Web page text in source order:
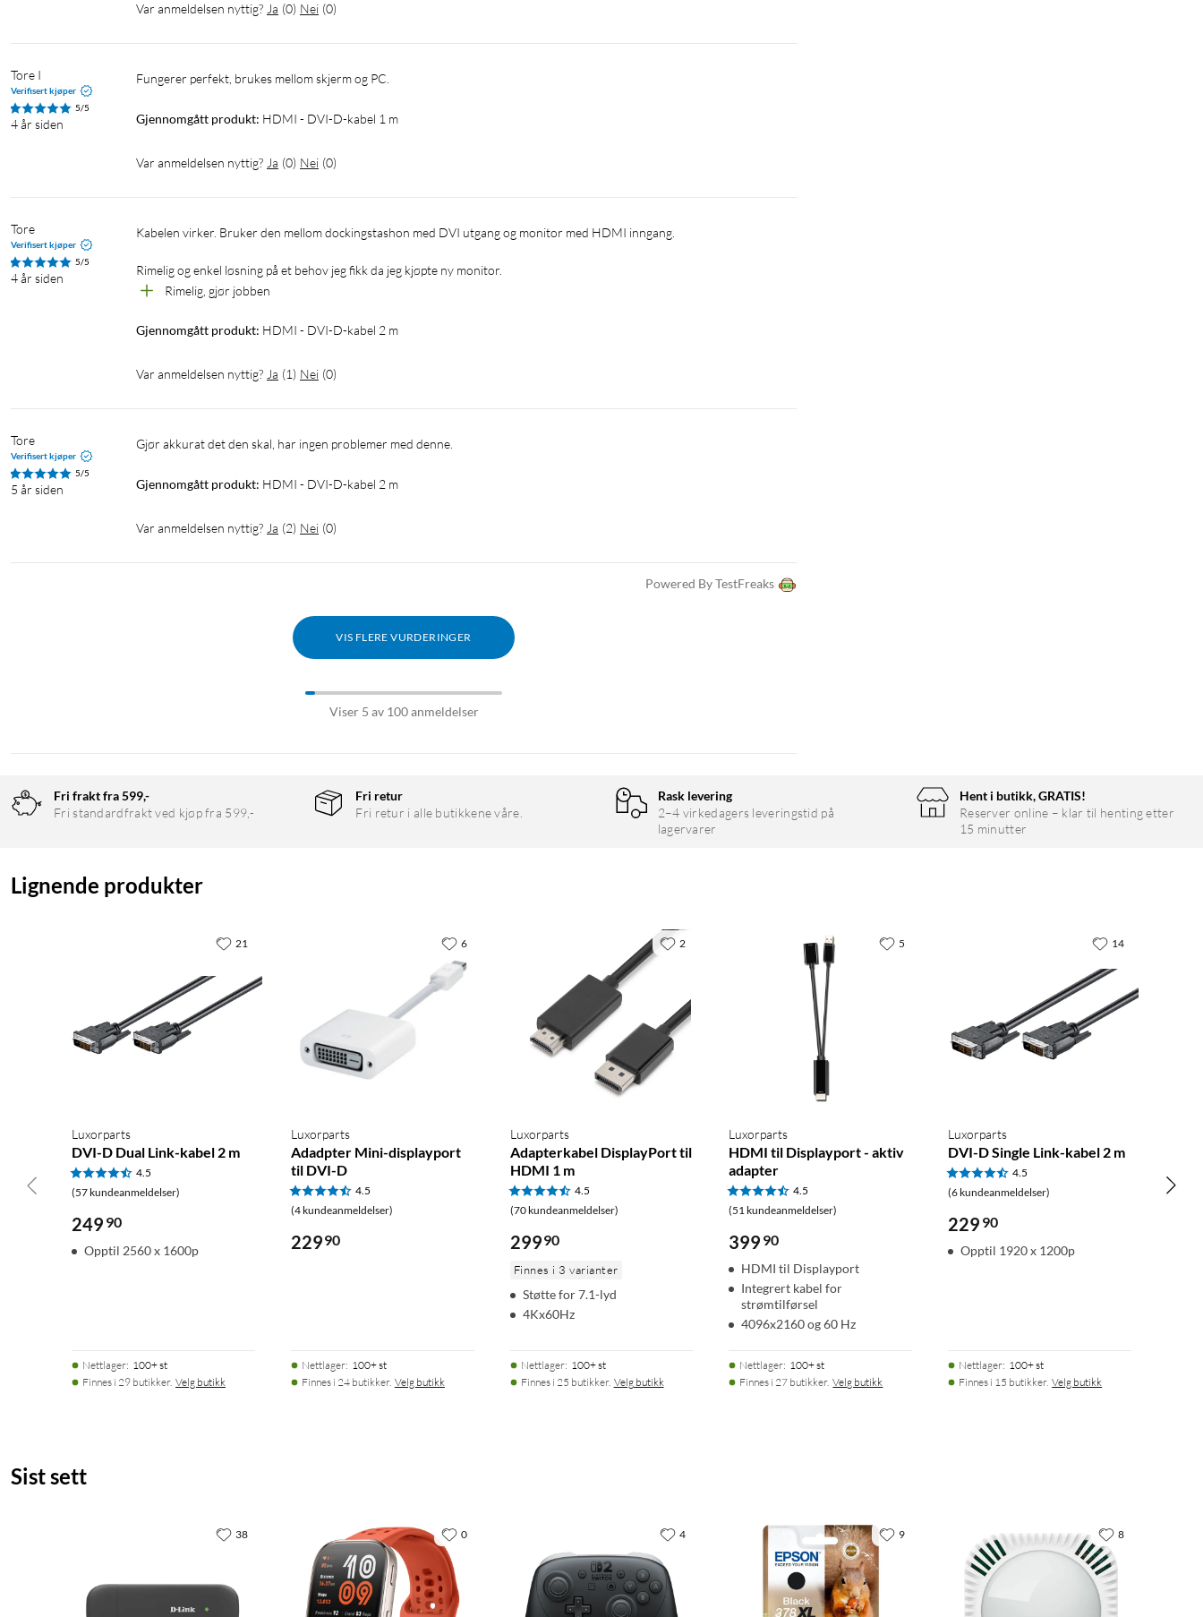
Var anmeldelsen nyttig? Ja (0) Nei (0)
Tore I
Verifisert kjøper
5/5
4 år siden
Fungerer perfekt, brukes mellom skjerm og PC.
Gjennomgått produkt: HDMI - DVI-D-kabel 1 m
Var anmeldelsen nyttig? Ja (0) Nei (0)
Tore
Verifisert kjøper
5/5
4 år siden
Kabelen virker. Bruker den mellom dockingstashon med DVI utgang og monitor med HDMI inngang.
Rimelig og enkel løsning på et behov jeg fikk da jeg kjøpte ny monitor.
Rimelig, gjør jobben
Gjennomgått produkt: HDMI - DVI-D-kabel 2 m
Var anmeldelsen nyttig? Ja (1) Nei (0)
Tore
Verifisert kjøper
5/5
5 år siden
Gjør akkurat det den skal, har ingen problemer med denne.
Gjennomgått produkt: HDMI - DVI-D-kabel 2 m
Var anmeldelsen nyttig? Ja (2) Nei (0)
Powered By TestFreaks
VIS FLERE VURDERINGER
Viser 5 av 100 anmeldelser
Fri frakt fra 599,-
Fri standardfrakt ved kjøp fra 599,-
Fri retur
Fri retur i alle butikkene våre.
Rask levering
2–4 virkedagers leveringstid på
lagervarer
Hent i butikk, GRATIS!
Reserver online – klar til henting etter
15 minutter
Lignende produkter
Luxorparts
DVI-D Dual Link-kabel 2 m
4.5
(57 kundeanmeldelser)
249 90
Opptil 2560 x 1600p
Nettlager: 100+ st
Finnes i 29 butikker. Velg butikk
21
Luxorparts
Adadpter Mini-displayport
til DVI-D
4.5
(4 kundeanmeldelser)
22990
Nettlager: 100+ st
Finnes i 24 butikker. Velg butikk
6
Luxorparts
Adapterkabel DisplayPort til
HDMI 1 m
4.5
(70 kundeanmeldelser)
29990
Finnes i 3 varianter
Støtte for 7.1-lyd
4Kx60Hz
Nettlager: 100+ st
Finnes i 25 butikker. Velg butikk
2
Luxorparts
HDMI til Displayport - aktiv
adapter
4.5
(51 kundeanmeldelser)
399 90
HDMI til Displayport
Integrert kabel for
strømtilførsel
4096x2160 og 60 Hz
Nettlager: 100+ st
Finnes i 27 butikker. Velg butikk
5
Luxorparts
DVI-D Single Link-kabel 2 m
4.5
(6 kundeanmeldelser)
229 90
Opptil 1920 x 1200p
Nettlager: 100+ st
Finnes i 15 butikker. Velg butikk
14
Sist sett
38 0 4 9 8